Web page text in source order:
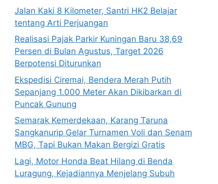
Jalan Kaki 8 Kilometer, Santri HK2 Belajar
tentang Arti Perjuangan
Realisasi Pajak Parkir Kuningan Baru 38,69
Persen di Bulan Agustus, Target 2026
Berpotensi Diturunkan
Ekspedisi Ciremai, Bendera Merah Putih
Sepanjang 1.000 Meter Akan Dikibarkan di
Puncak Gunung
Semarak Kemerdekaan, Karang Taruna
Sangkanurip Gelar Turnamen Voli dan Senam
MBG, Tapi Bukan Makan Bergizi Gratis
Lagi, Motor Honda Beat Hilang di Benda
Luragung, Kejadiannya Menjelang Subuh